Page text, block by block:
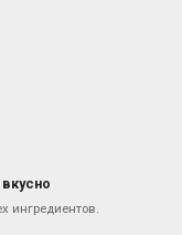
ингредиентов.